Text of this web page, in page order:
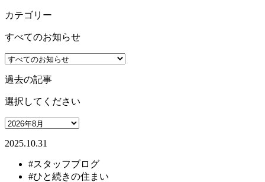
カテゴリー
すべてのお知らせ
過去の記事
選択してください
2025.10.31
#スタッフブログ
#ひと続きの住まい